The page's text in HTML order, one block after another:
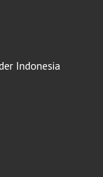
Indonesia